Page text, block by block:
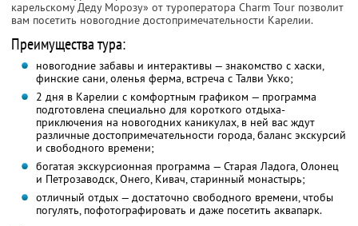
карельскому Деду Морозу» от туроператора Charm Tour позволит
вам посетить новогодние достопримечательности Карелии.
Преимущества тура:
новогодние забавы и интерактивы — знакомство с хаски,
финские сани, оленья ферма, встреча с Талви Укко;
2 дня в Карелии с комфортным графиком — программа
подготовлена специально для короткого отдыха-
приключения на новогодних каникулах, в ней вас ждут
различные достопримечательности города, баланс экскурсий
и свободного времени;
богатая экскурсионная программа — Старая Ладога, Олонец
и Петрозаводск, Онего, Кивач, старинный монастырь;
отличный отдых — достаточно свободного времени, чтобы
погулять, пофотографировать и даже посетить аквапарк.